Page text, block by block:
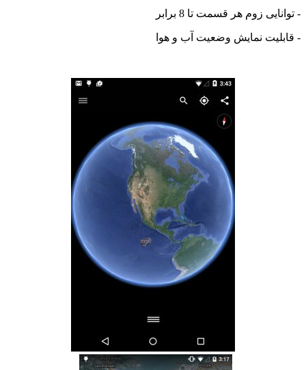
زوم هر قسمت تا 8 برابر
نمایش وضعیت آب و هوا